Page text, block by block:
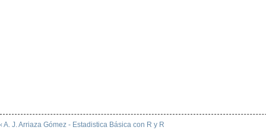
‹ A. J. Arriaza Gómez - Estadistica Básica con R y R